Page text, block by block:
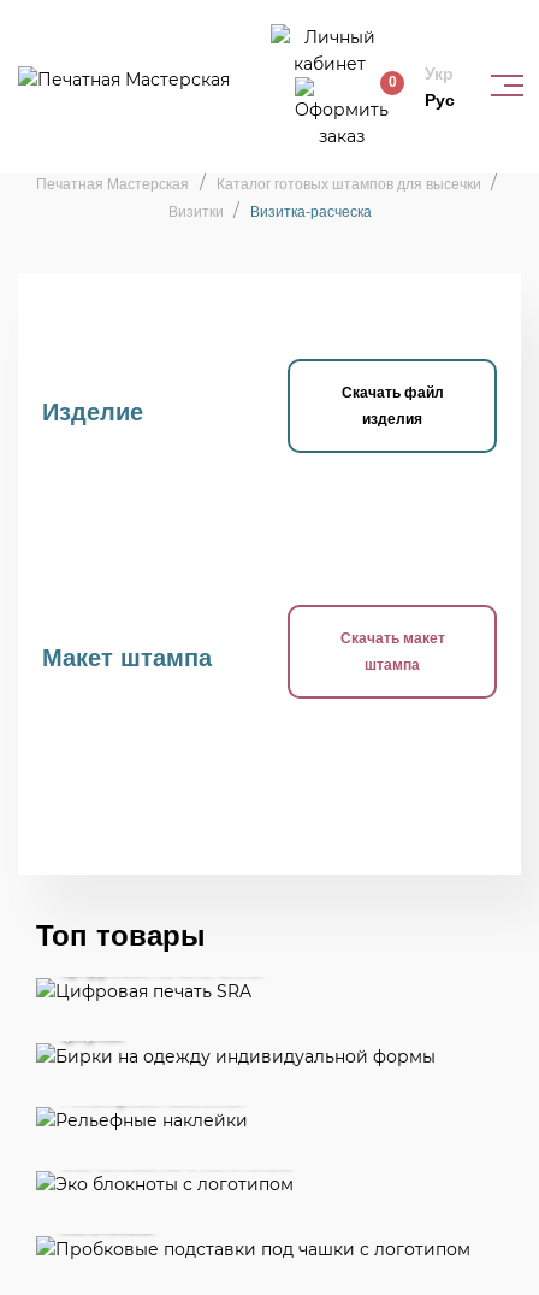
0
Укр
Рус
Штамп «Визитка-расческа»
Печатная Мастерская
Каталог готовых штампов для высечки
Визитки
Визитка-расческа
Изделие
Скачать файл
изделия
Макет штампа
Скачать макет
штампа
Топ товары
Бирки на одежду индивидуальной